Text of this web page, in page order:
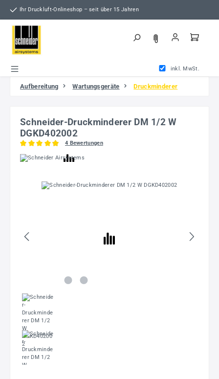
Zum Hauptinhalt springen
Ihr Druckluft-Onlineshop – seit über 15 Jahren
inkl. MwSt.
Aufbereitung Wartungsgeräte Druckminderer
Schneider-Druckminderer DM 1/2 W
DGKD402002
Durchschnittliche Bewertung von 4.88 von 5 Sternen
4 Bewertungen
Bildergalerie überspringen